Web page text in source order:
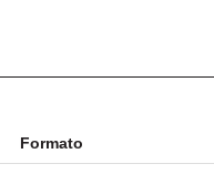
Formato